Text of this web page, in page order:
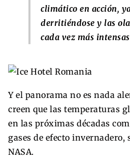
climático en acción,
derritiéndose y las
cada vez más
Y el panorama no es nada
creen que las temperaturas
en las próximas décadas
gases de efecto
NASA.